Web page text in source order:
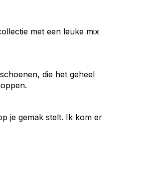
met een leuke mix
die het geheel
je gemak stelt. Ik kom er